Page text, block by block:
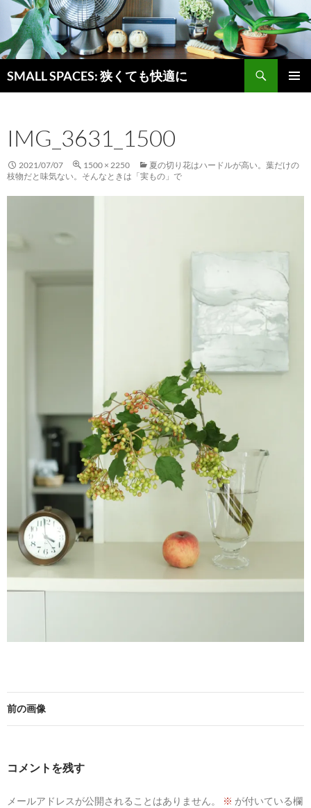
SMALL SPACES: 狭くても快適に
索
ン
ツ
へ
ス
IMG_3631_1500
2021/07/07 1500 × 2250
夏の切り花はハードルが高い。葉だけの
枝物だと味気ない。そんなときは「実もの」で
前の画像
コメントを残す
メールアドレスが公開されることはありません。 ※ が付いている欄